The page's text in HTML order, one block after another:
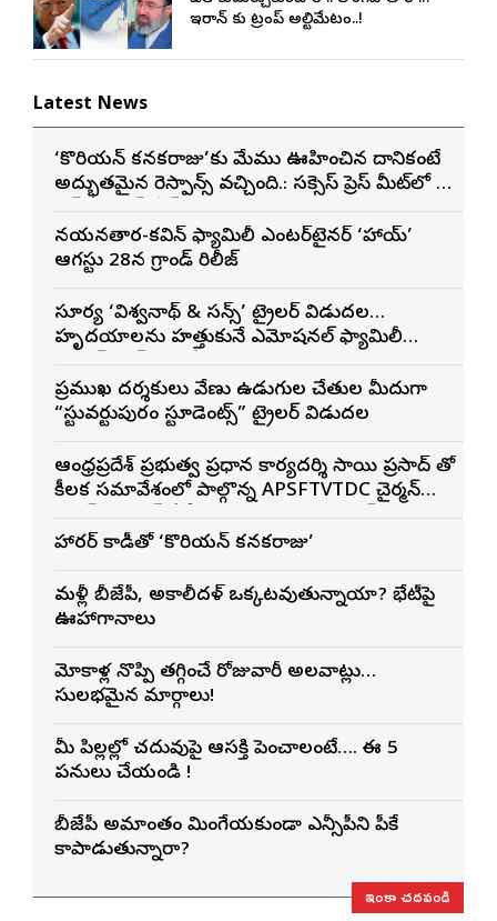
ఇరాన్ కు ట్రంప్ అల్టిమేటం..!
Latest News
‘కొరియన్ కనకరాజు’కు మేము ఊహించిన దానికంటే
అద్భుతమైన రెస్పాన్స్ వచ్చింది.: సక్సెస్ ప్రెస్ మీట్‌లో మెగా
నయనతార-కవిన్ ఫ్యామిలీ ఎంటర్‌టైనర్ ‘హాయ్’
ఆగస్టు 28న గ్రాండ్ రిలీజ్
సూర్య ‘విశ్వనాథ్ & సన్స్’ ట్రైలర్ విడుదల…
హృదయాలను హత్తుకునే ఎమోషనల్ ఫ్యామిలీ
ప్రముఖ దర్శకులు వేణు ఉడుగుల చేతుల మీదుగా
“స్టువర్టుపురం స్టూడెంట్స్” ట్రైలర్ విడుదల
ఆంధ్రప్రదేశ్ ప్రభుత్వ ప్రధాన కార్యదర్శి సాయి ప్రసాద్ తో
కీలక సమావేశంలో పాల్గొన్న APSFTVTDC చైర్మన్
శాఖల అధికారులు
హారర్ కామెడీతో ‘కొరియన్ కనకరాజు’
మళ్లీ బీజేపీ, అకాలీదళ్ ఒక్కటవుతున్నాయా? భేటీపై
ఊహాగానాలు
మోకాళ్ల నొప్పి తగ్గించే రోజువారీ అలవాట్లు…
సులభమైన మార్గాలు!
మీ పిల్లల్లో చదువుపై ఆసక్తి పెంచాలంటే…. ఈ 5
పనులు చేయండి !
బీజేపీ అమాంతం మింగేయకుండా ఎన్సీపీని పీకే
కాపాడుతున్నారా?
ఇంకా చదవండి